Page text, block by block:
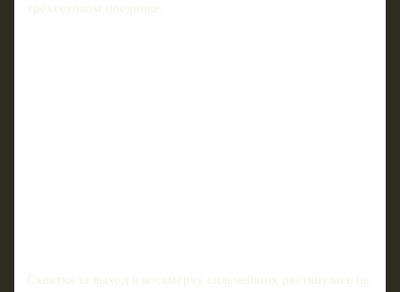
трёхсетовом поединке.
Схватка за выход в восьмёрку сильнейших растянулась на